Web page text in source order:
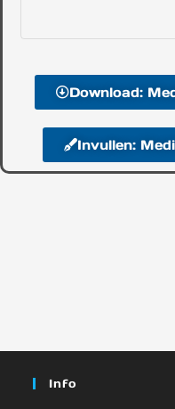
Download:
Invullen:
Info